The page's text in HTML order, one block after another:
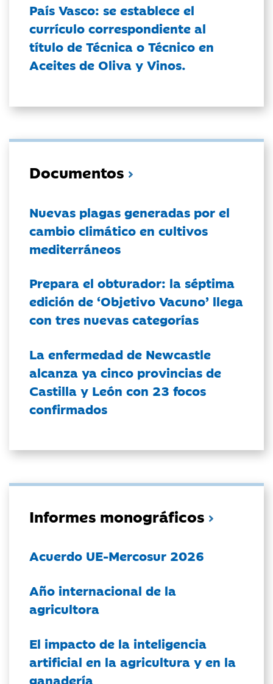
País Vasco: se establece el
currículo correspondiente al
título de Técnica o Técnico en
Aceites de Oliva y Vinos.
Documentos
Nuevas plagas generadas por el
cambio climático en cultivos
mediterráneos
Prepara el obturador: la séptima
edición de ‘Objetivo Vacuno’ llega
con tres nuevas categorías
La enfermedad de Newcastle
alcanza ya cinco provincias de
Castilla y León con 23 focos
confirmados
Informes monográficos
Acuerdo UE-Mercosur 2026
Año internacional de la
agricultora
El impacto de la inteligencia
artificial en la agricultura y en la
ganadería